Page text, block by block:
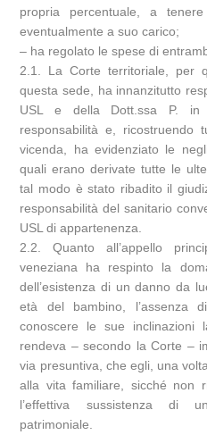
propria percentuale, a
eventualmente a suo carico;
– ha regolato le spese di
2.1. La Corte territoriale, per
questa sede, ha innanzitutto
USL e della Dott.ssa P. in
responsabilità e, ricostruendo
vicenda, ha evidenziato le
quali erano derivate tutte le
tal modo è stato ribadito il
responsabilità del sanitario
USL di appartenenza.
2.2. Quanto all’appello
veneziana ha respinto la
dell’esistenza di un danno da
età del bambino, l’assenza
conoscere le sue inclinazioni
rendeva – secondo la Corte –
via presuntiva, che egli, una
alla vita familiare, sicché non
l’effettiva sussistenza di
patrimoniale.